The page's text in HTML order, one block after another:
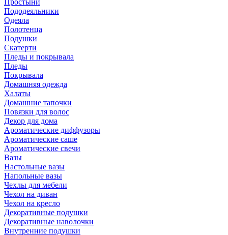
Простыни
Пододеяльники
Одеяла
Полотенца
Подушки
Скатерти
Пледы и покрывала
Пледы
Покрывала
Домашняя одежда
Халаты
Домашние тапочки
Повязки для волос
Декор для дома
Ароматические диффузоры
Ароматические саше
Ароматические свечи
Вазы
Настольные вазы
Напольные вазы
Чехлы для мебели
Чехол на диван
Чехол на кресло
Декоративные подушки
Декоративные наволочки
Внутренние подушки